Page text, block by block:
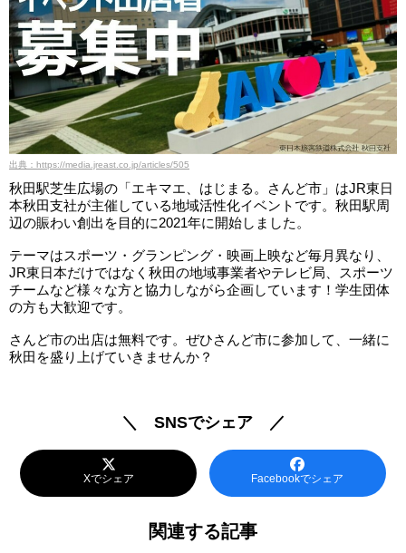
出典：https://media.jreast.co.jp/articles/505
秋田駅芝生広場の「エキマエ、はじまる。さんど市」はJR東日
本秋田支社が主催している地域活性化イベントです。秋田駅周
辺の賑わい創出を目的に2021年に開始しました。
テーマはスポーツ・グランピング・映画上映など毎月異なり、
JR東日本だけではなく秋田の地域事業者やテレビ局、スポーツ
チームなど様々な方と協力しながら企画しています！学生団体
の方も大歓迎です。
さんど市の出店は無料です。ぜひさんど市に参加して、一緒に
秋田を盛り上げていきませんか？
＼ SNSでシェア ／
Xでシェア Facebookでシェア
関連する記事